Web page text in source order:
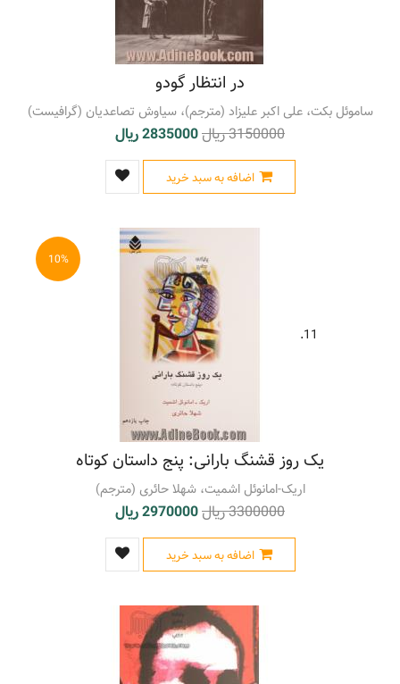
در انتظار گودو
ساموئل بکت، علی اکبر علیزاد (مترجم)، سیاوش تصاعدیان (گرافیست)
3150000 ریال 2835000 ریال
اضافه به سبد خرید
10%
11.
یک روز قشنگ بارانی: پنج داستان کوتاه
اریک-امانوئل اشمیت، شهلا حائری (مترجم)
3300000 ریال 2970000 ریال
اضافه به سبد خرید